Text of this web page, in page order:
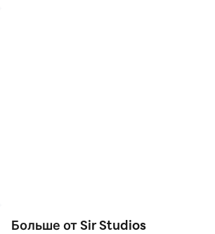
Больше от Sir Studios